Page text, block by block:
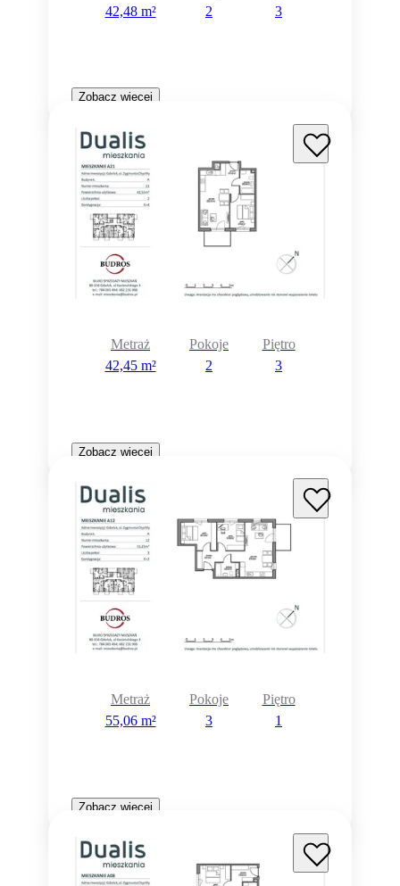
42,48 m²
2
3
Zobacz więcej
Metraż
42,45 m²
Pokoje
2
Piętro
3
Zobacz więcej
Metraż
55,06 m²
Pokoje
3
Piętro
1
Zobacz więcej